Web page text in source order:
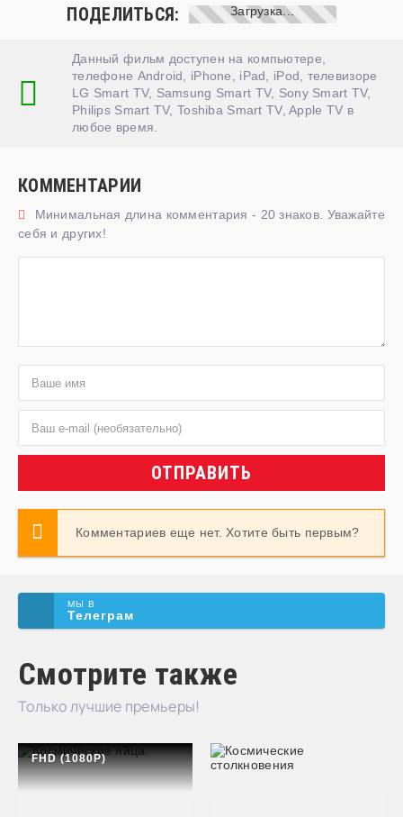
ПОДЕЛИТЬСЯ:
Данный фильм доступен на компьютере,
телефоне Android, iPhone, iPad, iPod, телевизоре
LG Smart TV, Samsung Smart TV, Sony Smart TV,
Philips Smart TV, Toshiba Smart TV, Apple TV в
любое время.
КОММЕНТАРИИ
Минимальная длина комментария - 20 знаков. Уважайте
себя и других!
ОТПРАВИТЬ
Комментариев еще нет. Хотите быть первым?
Смотрите также
Только лучшие премьеры!
МЫ В
Телеграм
FHD (1080P)